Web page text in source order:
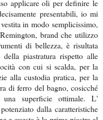
applicare oli per definire le
presentabili, io mi
in modo semplicissimo,
brand che utilizzo
di bellezza, è risultata
piastratura rispetto alle
con cui si scalda, per la
alla custodia pratica, per la
di ferro del bagno, cosicché
superficie ottimale. L'
dalla caratteristiche